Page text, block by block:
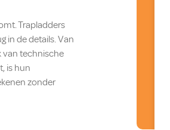
Trapladders
in de details. Van
van technische
is hun
zonder